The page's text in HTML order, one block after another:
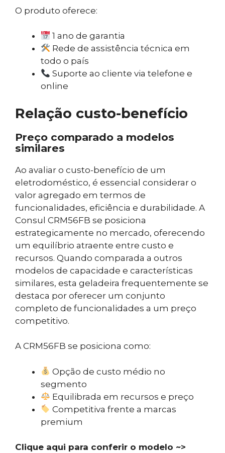
O produto oferece:
1 ano de garantia
Rede de assistência técnica em
todo o país
Suporte ao cliente via telefone e
online
Relação custo-benefício
Preço comparado a modelos
similares
Ao avaliar o custo-benefício de um
eletrodoméstico, é essencial considerar o
valor agregado em termos de
funcionalidades, eficiência e durabilidade. A
Consul CRM56FB se posiciona
estrategicamente no mercado, oferecendo
um equilíbrio atraente entre custo e
recursos. Quando comparada a outros
modelos de capacidade e características
similares, esta geladeira frequentemente se
destaca por oferecer um conjunto
completo de funcionalidades a um preço
competitivo.
A CRM56FB se posiciona como:
Opção de custo médio no
segmento
Equilibrada em recursos e preço
Competitiva frente a marcas
premium
Clique aqui para conferir o modelo ~>